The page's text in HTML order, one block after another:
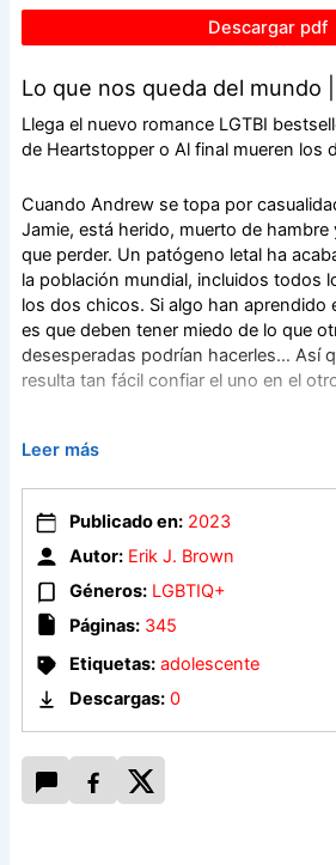
Descargar pdf
Lo que nos queda del mundo |
Llega el nuevo romance LGTBI
de Heartstopper o Al final mueren los
Cuando Andrew se topa por
Jamie, está herido, muerto de hambre
que perder. Un patógeno letal ha
la población mundial, incluidos todos
los dos chicos. Si algo han aprendido
es que deben tener miedo de lo que
desesperadas podrían hacerles… Así
resulta tan fácil confiar el uno en el
Cuando el peligro irrumpe en su
en busca de la civilización. Pero en la
algo que no termina de encajar y que
todo a ambos. Jamie también guarda
empezando a sentir algo más que
eso le añade otra capa de miedo y
de por sí tumultuoso.
El camino que se extiende ante ellos
sobrevivir, tendrán que despojarse de
las consecuencias de sus acciones y
innegable atracción que sienten el uno
Leer más
Publicado en: 2023
Autor: Erik J. Brown
Géneros: LGBTIQ+
Páginas: 345
Etiquetas: adolescente
Descargas: 0